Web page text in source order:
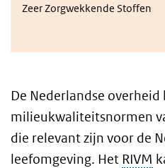
Zeer Zorgwekkende Stoffen
De Nederlandse overheid
milieukwaliteitsnormen
die relevant zijn voor de
leefomgeving. Het RIVM